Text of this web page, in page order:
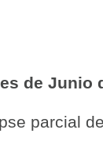
de Junio
parcial